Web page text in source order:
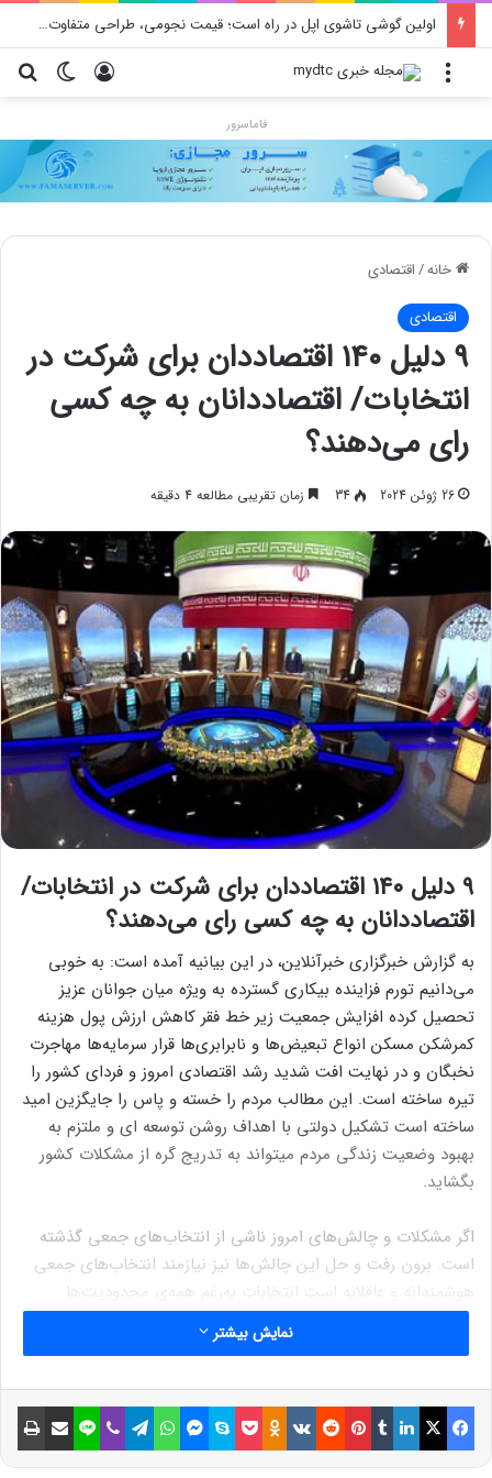
اولین گوشی تاشوی اپل در راه است؛ قیمت نجومی، طراحی متفاوت و زمان رونمایی احتمالی
تغییر ورود منو
فاماسرور
خانه/اقتصادی
اقتصادی
۹ دلیل ۱۴۰ اقتصاددان برای شرکت در
انتخابات/ اقتصاددانان به چه کسی
رای می‌دهند؟
26 ژوئن 2024 34 زمان تقریبی مطالعه 4 دقیقه
۹ دلیل ۱۴۰ اقتصاددان برای شرکت در انتخابات/
اقتصاددانان به چه کسی رای می‌دهند؟
به گزارش خبرگزاری خبرآنلاین، در این بیانیه آمده است: به خوبی
می‌دانیم تورم فزاینده بیکاری گسترده به ویژه میان جوانان عزیز
تحصیل کرده افزایش جمعیت زیر خط فقر کاهش ارزش پول هزینه
کمرشکن مسکن انواع تبعیض‌ها و نابرابری‌ها قرار سرمایه‌ها مهاجرت
نخبگان و در نهایت افت شدید رشد اقتصادی امروز و فردای کشور را
تیره ساخته است. این مطالب مردم را خسته و پاس را جایگزین امید
ساخته است تشکیل دولتی با اهداف روشن توسعه ای و ملتزم به
بهبود وضعیت زندگی مردم میتواند به تدریج گره از مشکلات کشور
بگشاید.
اگر مشکلات و چالش‌های امروز ناشی از انتخاب‌های جمعی گذشته
است. برون رفت و حل این چالش‌ها نیز نیازمند انتخاب‌های جمعی
هوشمندانه و عاقلانه است انتخابات به‌رغم همه‌ی محدودیت‌ها
فرصتی است تا از مسیر یک تصمیم جمعی آگاهانه مسیر متفاوتی
نسبت به گذشته برای خود و فرزندانمان بسازیم به این علت امضا
انتخابات فرصت جدیدی برای ایران عزیز خلق کنیم.
ما اعتقاد داریم که پایبندی به مجموعه‌ای از اصول اقتصادی شرط لازم
برای تحقق این اینده‌ی متفاوت است. سوابق اجرایی و رویکرد دکتر
نمایش بیشتر
فیسبوک ایکس لینکداین تامبلر پینتریست Reddit
VKontakte
Odnoklassniki پاکت اسکایپ مسنجر واتس آپ تلگرام وایبر لاین اشتراک گذاری با ایمیل